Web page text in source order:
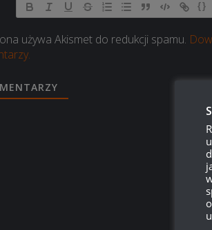
{}
używa Akismet do redukcji spamu.